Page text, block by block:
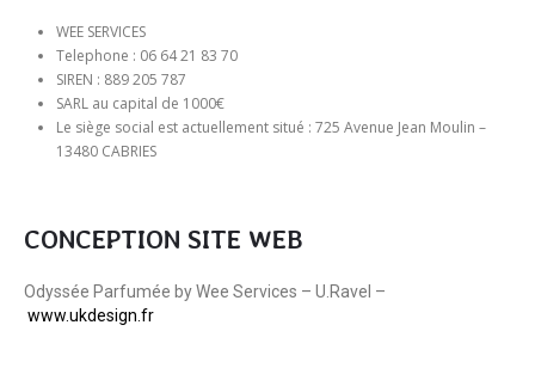
WEE SERVICES
Telephone : 06 64 21 83 70
SIREN : 889 205 787
SARL au capital de 1000€
Le siège social est actuellement situé : 725 Avenue Jean Moulin –
13480 CABRIES
CONCEPTION SITE WEB
Odyssée Parfumée by Wee Services – U.Ravel –
www.ukdesign.fr